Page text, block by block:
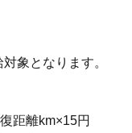
象となります。
距離km×15円